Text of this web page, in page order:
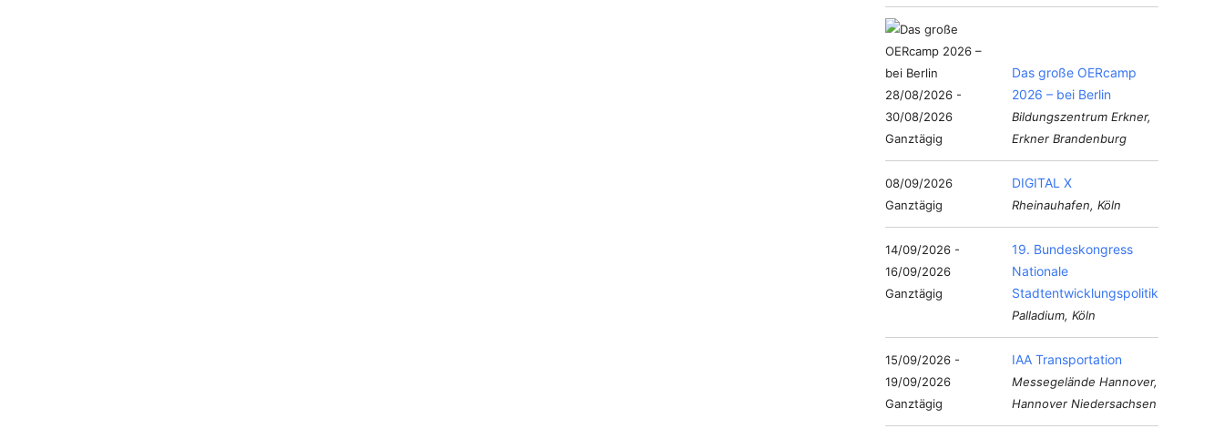
28/08/2026 -
30/08/2026
Ganztägig
Das große OERcamp
2026 – bei Berlin
Bildungszentrum Erkner,
Erkner Brandenburg
08/09/2026
Ganztägig
DIGITAL X
Rheinauhafen, Köln
14/09/2026 -
16/09/2026
Ganztägig
19. Bundeskongress
Nationale
Stadtentwicklungspolitik
Palladium, Köln
15/09/2026 -
19/09/2026
Ganztägig
IAA Transportation
Messegelände Hannover,
Hannover Niedersachsen